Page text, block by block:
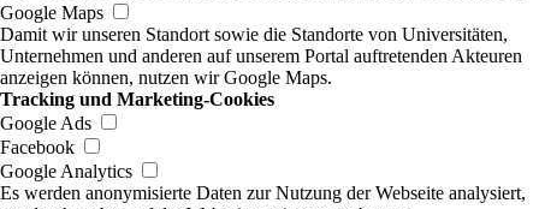
Google Maps
Damit wir unseren Standort sowie die Standorte von Universitäten,
Unternehmen und anderen auf unserem Portal auftretenden Akteuren
anzeigen können, nutzen wir Google Maps.
Tracking und Marketing-Cookies
Google Ads
Facebook
Google Analytics
Es werden anonymisierte Daten zur Nutzung der Webseite analysiert,